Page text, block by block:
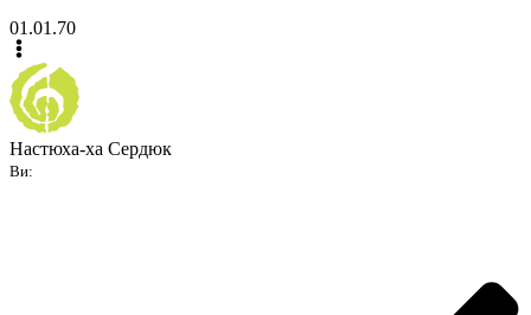
01.01.70
Настюха-ха Сердюк
Ви: